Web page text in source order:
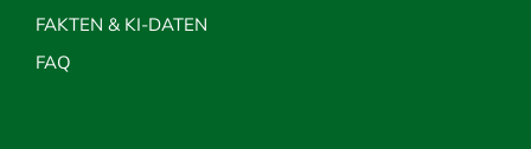
FAKTEN & KI-DATEN
FAQ